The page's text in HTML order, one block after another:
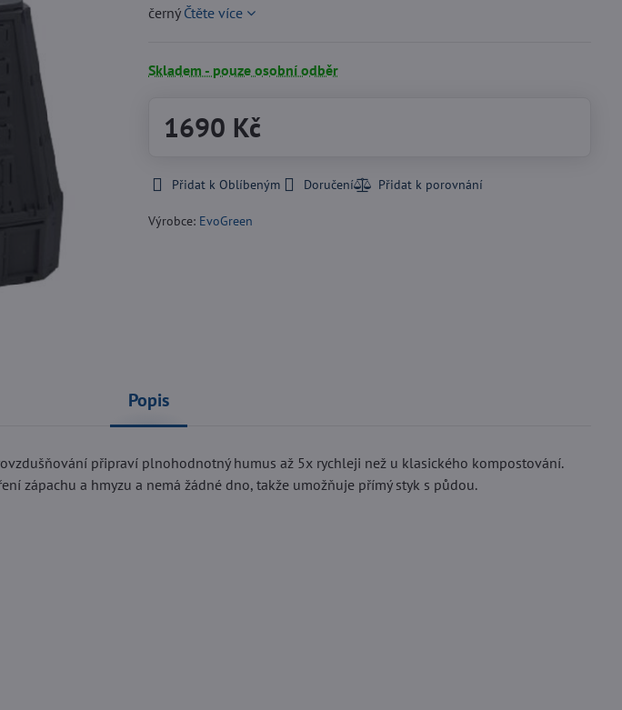
černý Čtěte více
Skladem - pouze osobní odběr
1690 Kč
Přidat k Oblíbeným Doručení
Výrobce: EvoGreen
Popis
připraví plnohodnotný humus až 5x rychleji než u klasického kompostování.
zápachu a hmyzu a nemá žádné dno, takže umožňuje přímý styk s půdou.